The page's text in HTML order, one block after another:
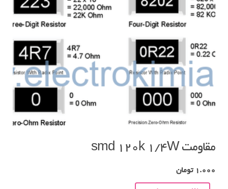
مقاومت smd 120k 1/4W
1.000 تومان